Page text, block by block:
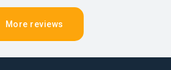
More reviews